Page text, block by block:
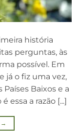
história
perguntas, às
possível. Em
já o fiz uma vez,
Baixos e a
essa a razão [...]
→